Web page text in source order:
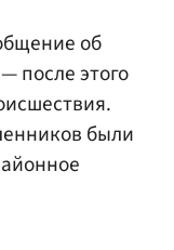
об
после этого
были